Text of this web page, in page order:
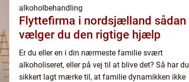
alkoholbehandling
Flyttefirma i nordsjælland sådan
vælger du den rigtige hjælp
Er du eller en i din nærmeste familie svært
alkoholiseret, eller på vej til at blive det? Så har du
sikkert lagt mærke til, at familie dynamikken ikke